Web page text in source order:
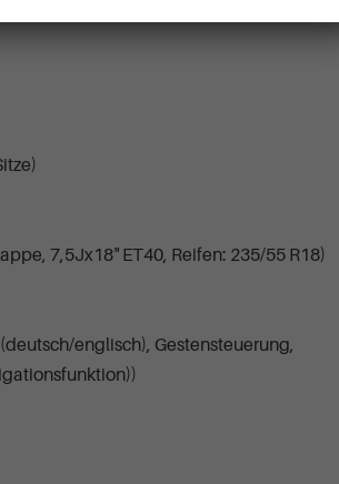
7,5Jx18" ET40, Reifen: 235/55 R18)
englisch), Gestensteuerung,